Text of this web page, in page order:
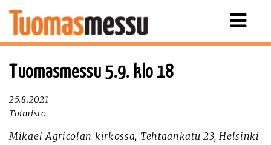
Näytä
Tuomasmessu 5.9. klo 18
25.8.2021
Toimisto
Mikael Agricolan kirkossa, Tehtaankatu 23, Helsinki